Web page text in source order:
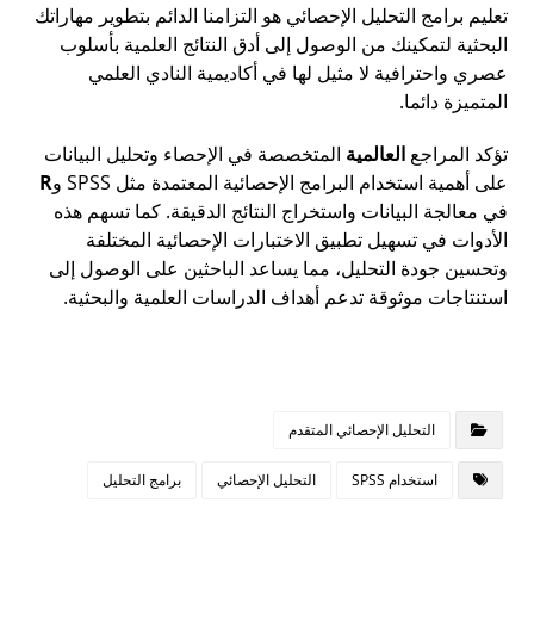
تعليم برامج التحليل الإحصائي هو التزامنا الدائم بتطوير مهاراتك
البحثية لتمكينك من الوصول إلى أدق النتائج العلمية بأسلوب
عصري واحترافية لا مثيل لها في أكاديمية النادي العلمي
المتميزة دائما.
تؤكد المراجعالعالمية المتخصصة في الإحصاء وتحليل البيانات
على أهمية استخدام البرامج الإحصائية المعتمدة مثل SPSS و
R
في معالجة البيانات واستخراج النتائج الدقيقة. كما تسهم هذه
الأدوات في تسهيل تطبيق الاختبارات الإحصائية المختلفة
وتحسين جودة التحليل، مما يساعد الباحثين على الوصول إلى
استنتاجات موثوقة تدعم أهداف الدراسات العلمية والبحثية.
التحليل الإحصائي المتقدم
استخدام SPSS التحليل الإحصائي برامج التحليل